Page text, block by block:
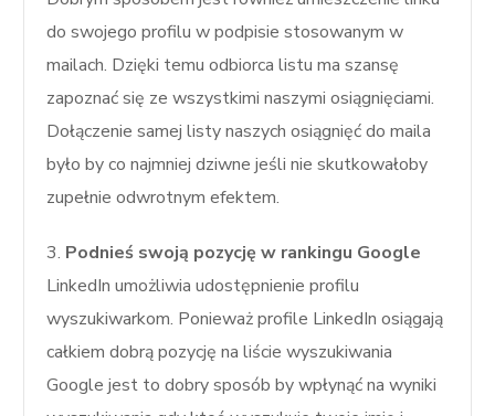
do swojego profilu w podpisie stosowanym w
mailach. Dzięki temu odbiorca listu ma szansę
zapoznać się ze wszystkimi naszymi osiągnięciami.
Dołączenie samej listy naszych osiągnięć do maila
było by co najmniej dziwne jeśli nie skutkowałoby
zupełnie odwrotnym efektem.
3. Podnieś swoją pozycję w rankingu Google
LinkedIn umożliwia udostępnienie profilu
wyszukiwarkom. Ponieważ profile LinkedIn osiągają
całkiem dobrą pozycję na liście wyszukiwania
Google jest to dobry sposób by wpłynąć na wyniki